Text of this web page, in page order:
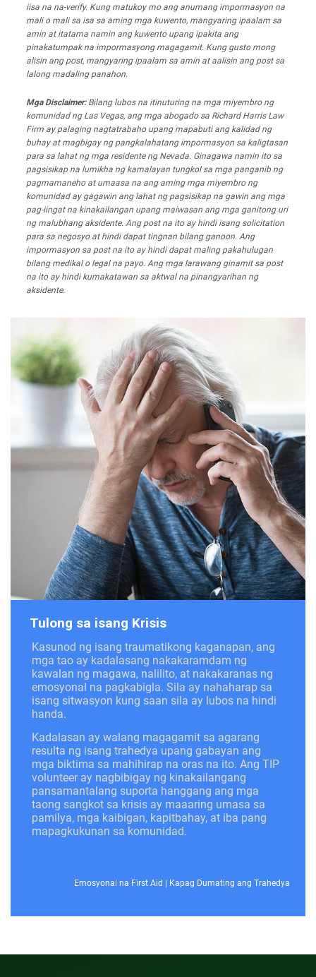
iisa na na-verify. Kung matukoy mo ang anumang impormasyon na
mali o mali sa isa sa aming mga kuwento, mangyaring ipaalam sa
amin at itatama namin ang kuwento upang ipakita ang
pinakatumpak na impormasyong magagamit. Kung gusto mong
alisin ang post, mangyaring ipaalam sa amin at aalisin ang post sa
lalong madaling panahon.
Mga Disclaimer:Bilang lubos na itinuturing na mga miyembro ng
komunidad ng Las Vegas, ang mga abogado sa Richard Harris Law
Firm ay palaging nagtatrabaho upang mapabuti ang kalidad ng
buhay at magbigay ng pangkalahatang impormasyon sa kaligtasan
para sa lahat ng mga residente ng Nevada. Ginagawa namin ito sa
pagsisikap na lumikha ng kamalayan tungkol sa mga panganib ng
pagmamaneho at umaasa na ang aming mga miyembro ng
komunidad ay gagawin ang lahat ng pagsisikap na gawin ang mga
pag-iingat na kinakailangan upang maiwasan ang mga ganitong uri
ng malubhang aksidente. Ang post na ito ay hindi isang solicitation
para sa negosyo at hindi dapat tingnan bilang ganoon. Ang
impormasyon sa post na ito ay hindi dapat maling pakahulugan
bilang medikal o legal na payo. Ang mga larawang ginamit sa post
na ito ay hindi kumakatawan sa aktwal na pinangyarihan ng
aksidente.
Tulong sa isang Krisis
Kasunod ng isang traumatikong kaganapan, ang
mga tao ay kadalasang nakakaramdam ng
kawalan ng magawa, nalilito, at nakakaranas ng
emosyonal na pagkabigla. Sila ay nahaharap sa
isang sitwasyon kung saan sila ay lubos na hindi
handa.
Kadalasan ay walang magagamit sa agarang
resulta ng isang trahedya upang gabayan ang
mga biktima sa mahihirap na oras na ito. Ang TIP
volunteer ay nagbibigay ng kinakailangang
pansamantalang suporta hanggang ang mga
taong sangkot sa krisis ay maaaring umasa sa
pamilya, mga kaibigan, kapitbahay, at iba pang
mapagkukunan sa komunidad.
Emosyonal na First Aid Kapag Dumating ang Trahedya